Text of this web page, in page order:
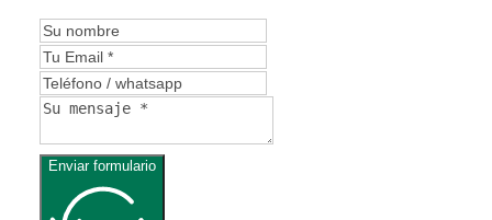
Enviar formulario